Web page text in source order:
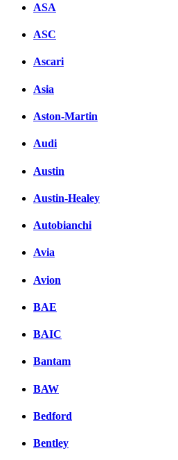
ASA
ASC
Ascari
Asia
Aston-Martin
Audi
Austin
Austin-Healey
Autobianchi
Avia
Avion
BAE
BAIC
Bantam
BAW
Bedford
Bentley